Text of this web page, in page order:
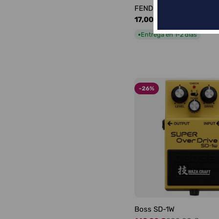
FENDER LOGO
Precio
habitual
17,00 €
●Entrega en 1-2 días
-26%
Boss SD-1W